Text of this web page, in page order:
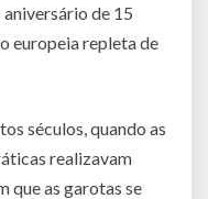
de 15
europeia repleta de
séculos, quando as
realizavam
que as garotas se